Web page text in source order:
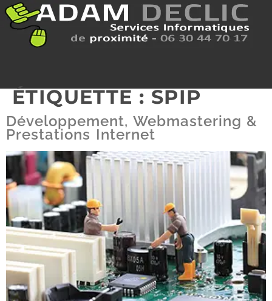
ÉTIQUETTE :SPIP
Développement, Webmastering &
Prestations Internet